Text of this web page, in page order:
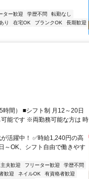
ター歓迎 学歴不問
転勤なし
り 在宅OK ブランクOK
長期歓迎
間） ■シフト制 月12～20日
能です ※両勤務可能な方は 時
活躍中！ ✅時給1,240円の高
～OK、シフト自由で働きやす
夫歓迎 フリーター歓迎
学歴不問
歓迎 ネイルOK
有資格者歓迎